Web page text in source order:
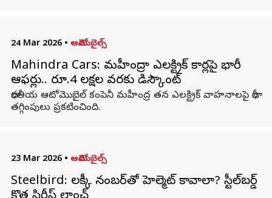
24 Mar 2026 • ఆటోమొబైల్స్
Mahindra Cars: మహీంద్రా ఎలక్ట్రిక్ కార్లపై భారీ
ఆఫర్లు.. రూ.4 లక్షల వరకు డిస్కౌంట్
భారతీయ ఆటోమొబైల్ కంపెనీ మహీంద్ర తన ఎలక్ట్రిక్ వాహనాలపై భారీ
తగ్గింపులు ప్రకటించింది.
23 Mar 2026 • ఆటోమొబైల్స్
Steelbird: లక్కీ నంబర్‌తో హెల్మెట్ కావాలా? స్టీల్‌బర్డ్